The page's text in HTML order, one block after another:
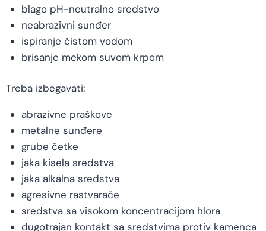
blago pH-neutralno sredstvo
neabrazivni sunđer
ispiranje čistom vodom
brisanje mekom suvom krpom
Treba izbegavati:
abrazivne praškove
metalne sunđere
grube četke
jaka kisela sredstva
jaka alkalna sredstva
agresivne rastvarače
sredstva sa visokom koncentracijom hlora
dugotrajan kontakt sa sredstvima protiv kamenca